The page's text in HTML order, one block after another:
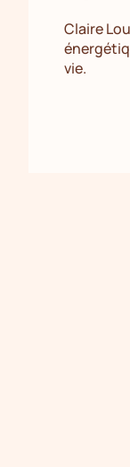
Claire
vie.